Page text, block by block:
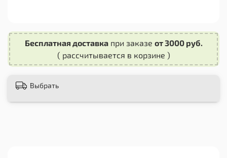
шт + Изоляционные втулки отличаются
прочностью, долговечностью и удобством в
использовании, что делает их отличным
выбором для спортсменов и любителей
Бесплатная доставкапри заказе от 3000 руб.
( рассчитывается в корзине )
Выбрать